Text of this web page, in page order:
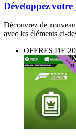
Développez
Découvrez de
avec les éléments ci-
OFFRES DE